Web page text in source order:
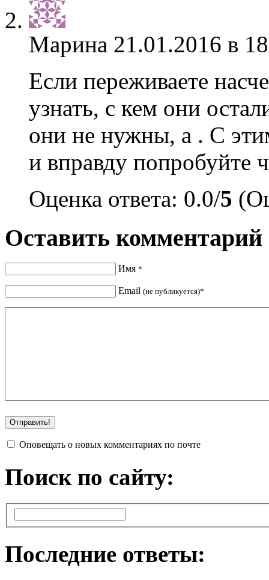
Марина 21.01.2016 в
Если переживаете
узнать, с кем они
они не нужны, а . С
и вправду попробуйте
Оценка ответа: 0.0/5
Оставить комментарий
Имя *
Email (не публикуется)*
Оповещать о новых комментариях по почте
Поиск по сайту:
Последние ответы: